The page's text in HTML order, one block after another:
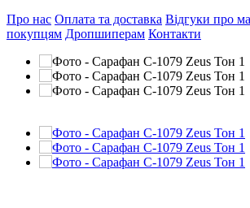
Про нас Оплата та доставка Відгуки про
покупцям Дропшиперам Контакти